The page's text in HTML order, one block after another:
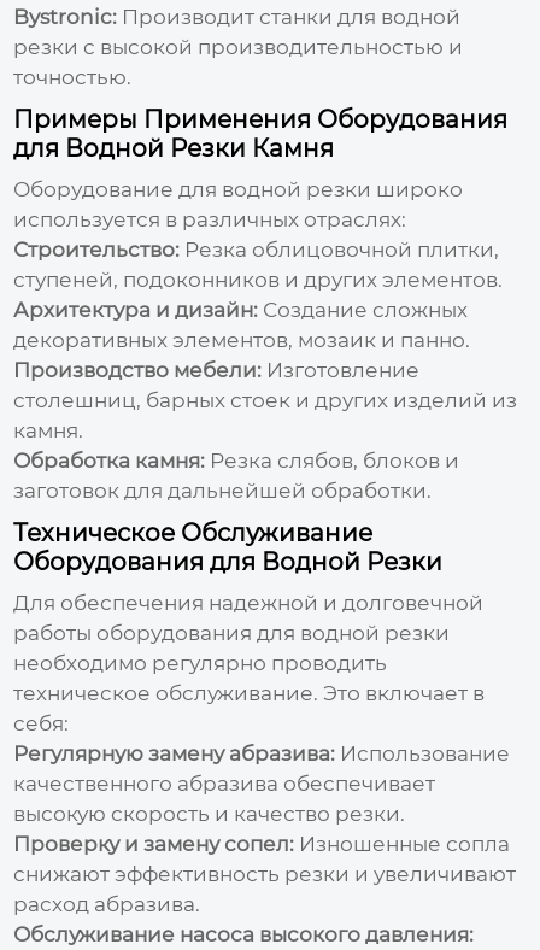
Bystronic: Производит станки для водной
резки с высокой производительностью и
точностью.
Примеры Применения Оборудования
для Водной Резки Камня
Оборудование для водной резки широко
используется в различных отраслях:
Строительство: Резка облицовочной плитки,
ступеней, подоконников и других элементов.
Архитектура и дизайн: Создание сложных
декоративных элементов, мозаик и панно.
Производство мебели: Изготовление
столешниц, барных стоек и других изделий из
камня.
Обработка камня: Резка слябов, блоков и
заготовок для дальнейшей обработки.
Техническое Обслуживание
Оборудования для Водной Резки
Для обеспечения надежной и долговечной
работы оборудования для водной резки
необходимо регулярно проводить
техническое обслуживание. Это включает в
себя:
Регулярную замену абразива: Использование
качественного абразива обеспечивает
высокую скорость и качество резки.
Проверку и замену сопел: Изношенные сопла
снижают эффективность резки и увеличивают
расход абразива.
Обслуживание насоса высокого давления: